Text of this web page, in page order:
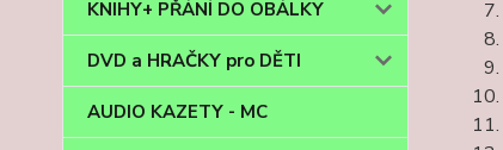
KNIHY+ PŘÁNÍ DO OBÁLKY
DVD a HRAČKY pro DĚTI
AUDIO KAZETY - MC